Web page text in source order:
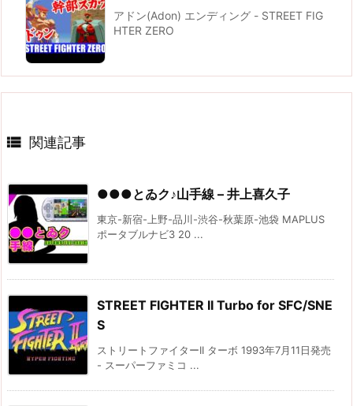
アドン(Adon) エンディング - STREET FIG
HTER ZERO
 関連記事
●●●とゐク♪山手線 – 井上喜久子
東京-新宿-上野-品川-渋谷-秋葉原-池袋 MAPLUS
ポータブルナビ3 20 ...
STREET FIGHTER II Turbo for SFC/SNE
S
ストリートファイターII ターボ 1993年7月11日発売
- スーパーファミコ ...